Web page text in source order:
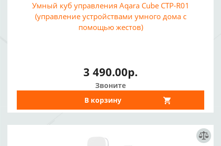
Умный куб управления Aqara Cube CTP-R01
(управление устройствами умного дома с
помощью жестов)
3 490.00р.
Звоните
В корзину